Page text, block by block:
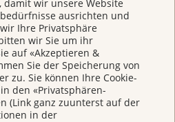
damit wir unsere Website
ausrichten und
Ihre Privatsphäre
wir Sie um ihr
auf «Akzeptieren &
Sie der Speicherung von
zu. Sie können Ihre Cookie-
den «Privatsphären-
(Link ganz zuunterst auf der
in der
Erwachsene (hepa.ch)
Übungen und
Dadurch wird das Training
besten verteilen Sie die
Tage pro Woche.